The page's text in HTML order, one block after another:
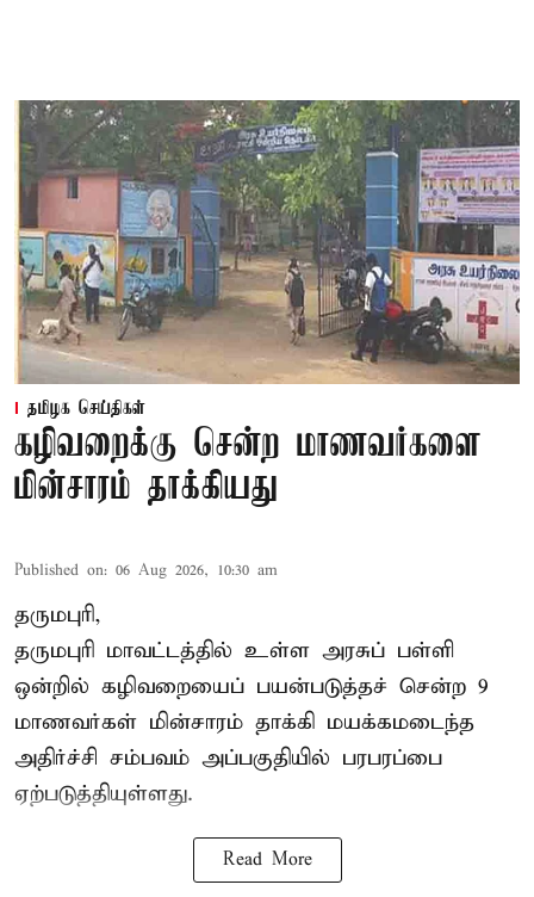
தமிழக செய்திகள்
கழிவறைக்கு சென்ற மாணவர்களை
மின்சாரம் தாக்கியது
Published on: 06 Aug 2026, 10:30 am
தருமபுரி,
தருமபுரி மாவட்டத்தில் உள்ள அரசுப் பள்ளி
ஒன்றில் கழிவறையைப் பயன்படுத்தச் சென்ற 9
மாணவர்கள் மின்சாரம் தாக்கி மயக்கமடைந்த
அதிர்ச்சி சம்பவம் அப்பகுதியில் பரபரப்பை
ஏற்படுத்தியுள்ளது.
Read More